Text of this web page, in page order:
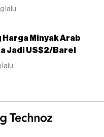
lalu
Minyak Arab
Jadi US$2/Barel
lalu